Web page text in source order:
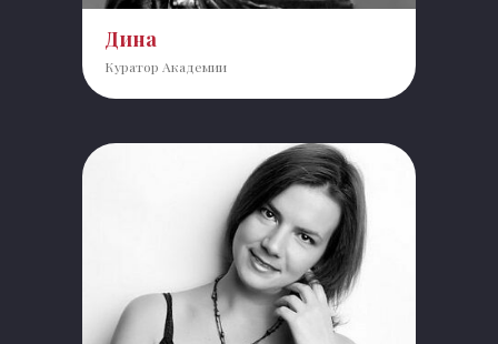
Дина
Куратор Академии